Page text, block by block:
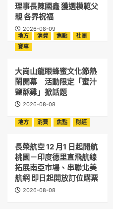
理事長陳國鑫 獲選模範父
親 各界祝福
2026-08-09
地方 消費 焦點
社團
賽事
大崗山龍眼蜂蜜文化節熱
鬧開幕 活動限定「蜜汁
鹽酥雞」掀話題
2026-08-08
地方
消費 焦點 財經
長榮航空 12 月1 日起開航
桃園－印度德里直飛航線
拓展南亞市場、串聯北美
航網 即日起開放訂位購票
2026-08-08